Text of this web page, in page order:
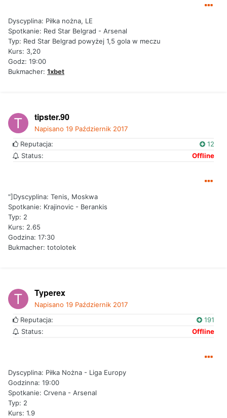
Dyscyplina: Piłka nożna, LE
Spotkanie: Red Star Belgrad - Arsenal
Typ: Red Star Belgrad powyżej 1,5 gola w meczu
Kurs: 3,20
Godz: 19:00
Bukmacher: 1xbet
tipster.90
Napisano 19 Październik 2017
Reputacja:
12
Status:
Offline
"]Dyscyplina: Tenis, Moskwa
Spotkanie: Krajinovic - Berankis
Typ: 2
Kurs: 2.65
Godzina: 17:30
Bukmacher: totolotek
Typerex
Napisano 19 Październik 2017
Reputacja:
191
Status:
Offline
Dyscyplina: Piłka Nożna - Liga Europy
Godzinna: 19:00
Spotkanie: Crvena - Arsenal
Typ: 2
Kurs: 1.9